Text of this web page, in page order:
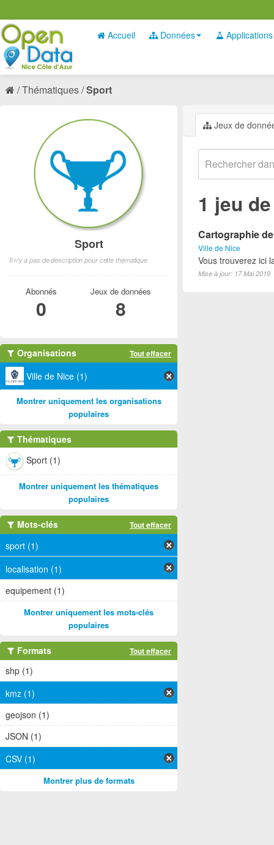
Accueil Données Applications
Thématiques Sport
Jeux de
1 jeu
Cartographie
Ville de Nice
Vous trouverez ici
Mise à jour: 17 Mai 2019
Sport
Il n'y a pas de description pour cette thématique
Abonnés
0
Jeux de données
8
Organisations Tout effacer
Ville de Nice (1)
Montrer uniquement les organisations
populaires
Thématiques
Sport (1)
Montrer uniquement les thématiques
populaires
Mots-clés Tout effacer
sport (1)
localisation (1)
equipement (1)
Montrer uniquement les mots-clés
populaires
Formats Tout effacer
shp (1)
kmz (1)
geojson (1)
JSON (1)
CSV (1)
Montrer plus de formats